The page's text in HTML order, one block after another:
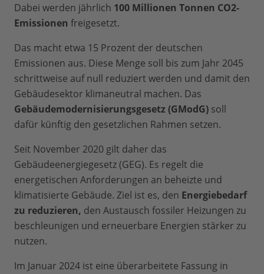
Dabei werden jährlich 100 Millionen Tonnen CO2-
Emissionen freigesetzt.
Das macht etwa 15 Prozent der deutschen
Emissionen aus. Diese Menge soll bis zum Jahr 2045
schrittweise auf null reduziert werden und damit den
Gebäudesektor klimaneutral machen. Das
Gebäudemodernisierungsgesetz (GModG) soll
dafür künftig den gesetzlichen Rahmen setzen.
Seit November 2020 gilt daher das
Gebäudeenergiegesetz (GEG). Es regelt die
energetischen Anforderungen an beheizte und
klimatisierte Gebäude. Ziel ist es, den Energiebedarf
zu reduzieren, den Austausch fossiler Heizungen zu
beschleunigen und erneuerbare Energien stärker zu
nutzen.
Im Januar 2024 ist eine überarbeitete Fassung in